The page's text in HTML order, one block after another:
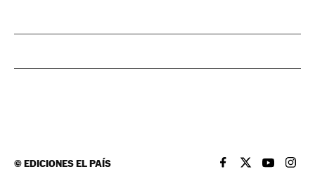
©EDICIONES EL PAÍS EL PAÍS BRASIL EN
EL PAÍSEL PAÍS
EL